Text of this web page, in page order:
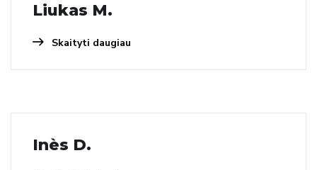
Liukas M.
Skaityti daugiau
Inès D.